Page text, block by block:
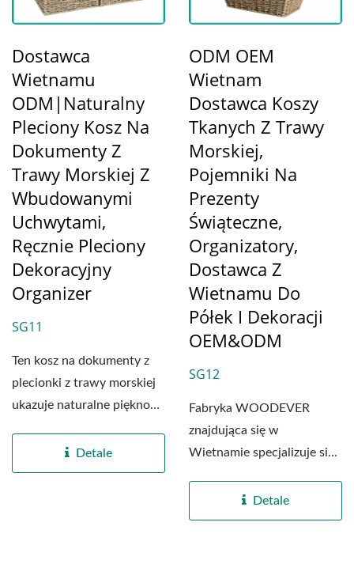
Dostawca
Wietnamu
ODM|Naturalny
Pleciony Kosz Na
Dokumenty Z
Trawy Morskiej Z
Wbudowanymi
Uchwytami,
Ręcznie Pleciony
Dekoracyjny
Organizer
SG11
Ten kosz na dokumenty z
plecionki z trawy morskiej
ukazuje naturalne piękno
Detale
ODM OEM
Wietnam
Dostawca Koszy
Tkanych Z Trawy
Morskiej,
Pojemniki Na
Prezenty
Świąteczne,
Organizatory,
Dostawca Z
Wietnamu Do
Półek I Dekoracji
OEM&ODM
SG12
Fabryka WOODEVER
znajdująca się w
Wietnamie specjalizuje się
produkcji...
Detale